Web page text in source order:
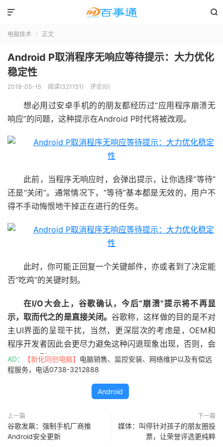


电脑技术  正文
Android P取消程序无响应等待提示：大力优化
稳定性
2018-05-15 阅读(321151) 评论(0)
想必用过安卓手机的的朋友都经历过“应用程序崩溃无
响应”的问题，这种提示在Android P时代将被改观。
此前，当程序无响应时，会弹出提示，让你选择“等待”
还是“关闭”。通常情况下，“等待”基本都是无效的，用户不
得不手动悔恨地干掉正在进行的任务。
此时，你可能正回复一个关键邮件，亦或者到了决定能
否“吃鸡”的关键时刻。
在I/O大会上，谷歌确认，今后“崩溃”提示将不再显
示，取而代之的是直接关闭。谷歌称，这样做的目的是不对
主UI界面的呈现干扰，当然，更深层次的考虑是，OEM和
程序开发者因此会更尽力避免这种闪退现象出现，否则，会
显得更加影响使用体验。
虽然乍一看不友好，但细想想谷歌的初衷不无道理。
AD： 【新化同创电脑】 电脑销售、监控安装、网络维护以及有偿远
程服务，电话0738-3212888
Android
上一篇
谷歌发飙：强制手机厂商推
Android安全更新
下一篇
媒体：叫停针对孩子的朋友圈投
票，让荣誉评选更纯粹